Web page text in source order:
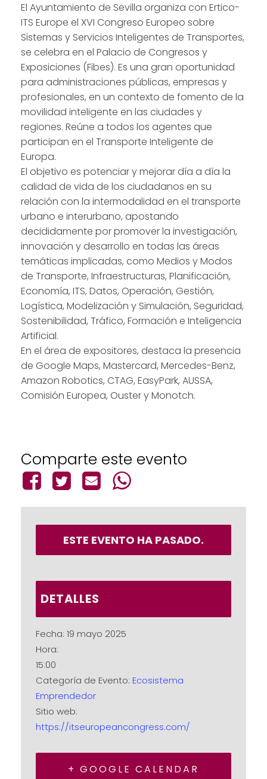
El Ayuntamiento de Sevilla organiza con Ertico-
ITS Europe el XVI Congreso Europeo sobre
Sistemas y Servicios Inteligentes de Transportes,
se celebra en el Palacio de Congresos y
Exposiciones (Fibes). Es una gran oportunidad
para administraciones públicas, empresas y
profesionales, en un contexto de fomento de la
movilidad inteligente en las ciudades y
regiones. Reúne a todos los agentes que
participan en el Transporte Inteligente de
Europa.
El objetivo es potenciar y mejorar día a día la
calidad de vida de los ciudadanos en su
relación con la intermodalidad en el transporte
urbano e interurbano, apostando
decididamente por promover la investigación,
innovación y desarrollo en todas las áreas
temáticas implicadas, como Medios y Modos
de Transporte, Infraestructuras, Planificación,
Economía, ITS, Datos, Operación, Gestión,
Logística, Modelización y Simulación, Seguridad,
Sostenibilidad, Tráfico, Formación e Inteligencia
Artificial.
En el área de expositores, destaca la presencia
de Google Maps, Mastercard, Mercedes-Benz,
Amazon Robotics, CTAG, EasyPark, AUSSA,
Comisión Europea, Ouster y Monotch.
Comparte este evento
ESTE EVENTO HA PASADO.
DETALLES
Fecha: 19 mayo 2025
Hora:
15:00
Categoría de Evento: Ecosistema
Emprendedor
Sitio web:
https://itseuropeancongress.com/
+ GOOGLE CALENDAR